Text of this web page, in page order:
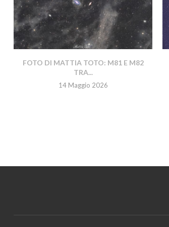
FOTO DI MATTIA TOTO: M81 E M82
TRA...
14 Maggio 2026